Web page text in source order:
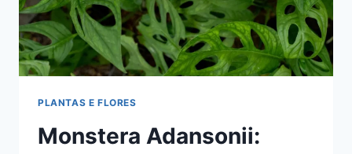
PLANTAS E FLORES
Monstera Adansonii: